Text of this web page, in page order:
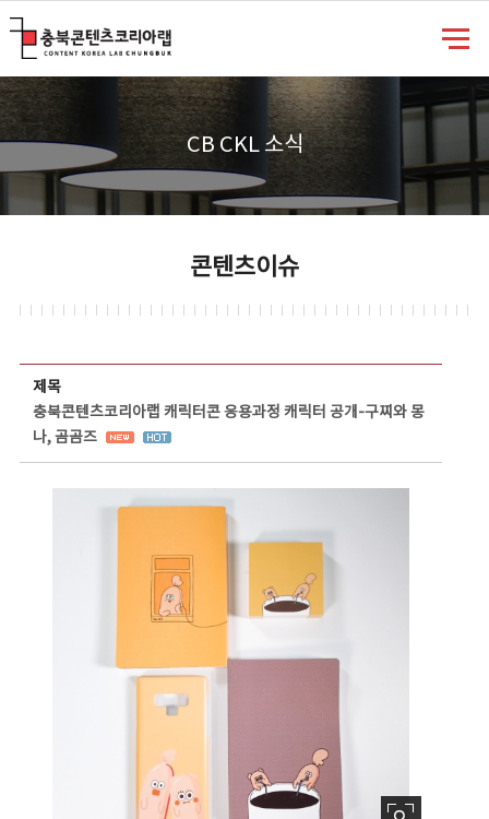
CB CKL 소식
콘텐츠이슈
제목
충북콘텐츠코리아랩 캐릭터콘 응용과정 캐릭터 공개-구찌와 몽
나, 곰곰즈